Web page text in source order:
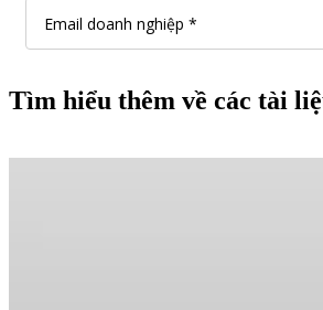
Tìm hiểu thêm về các tài